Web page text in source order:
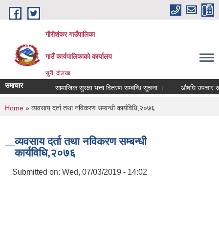
Skip to main content
गौरीशंकर गाउँपालिका
गाउँ कार्यपालिकाको कार्यालय
सुरी, दोलखा
समाचार सामाजिक सुरक्षा भत्ता वितरण सम्बन्धि सूचना । औषधि उपचार खर्च
You are here
Home » व्यवसाय दर्ता तथा नविकरण सम्बन्धी कार्यविधि,२०७६
व्यवसाय दर्ता तथा नविकरण सम्बन्धी
कार्यविधि,२०७६
Submitted on: Wed, 07/03/2019 - 14:02